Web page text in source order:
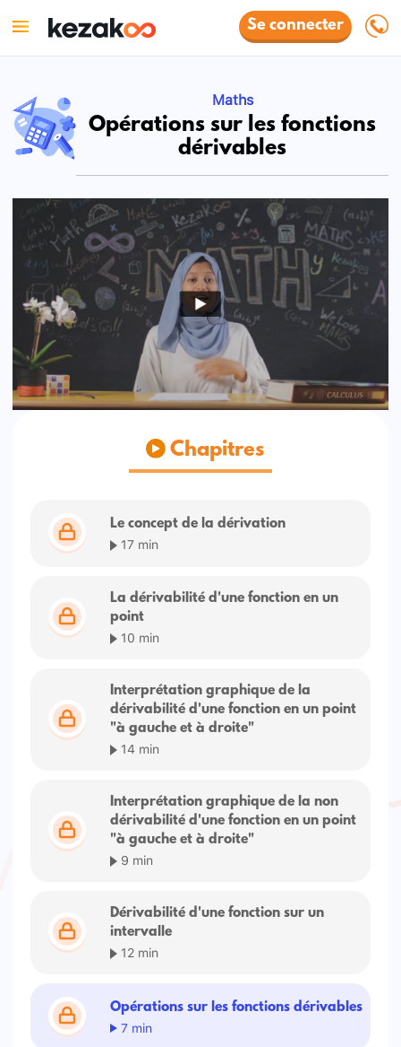
Se connecter
Maths
Opérations sur les fonctions
dérivables
Chapitres
Le concept de la dérivation
17 min
La dérivabilité d'une fonction en un
point
10 min
Interprétation graphique de la
dérivabilité d'une fonction en un point
"à gauche et à droite"
14 min
Interprétation graphique de la non
dérivabilité d'une fonction en un point
"à gauche et à droite"
9 min
Dérivabilité d'une fonction sur un
intervalle
12 min
Opérations sur les fonctions dérivables
7 min